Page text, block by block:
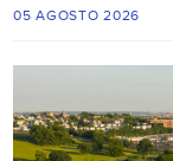
05 AGOSTO 2026